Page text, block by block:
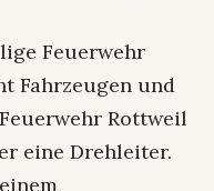
Feuerwehr
Fahrzeugen und
Rottweil
eine Drehleiter.